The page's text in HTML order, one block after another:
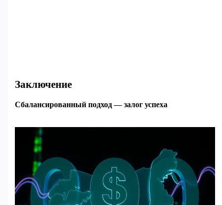
Заключение
Сбалансированный подход — залог успеха